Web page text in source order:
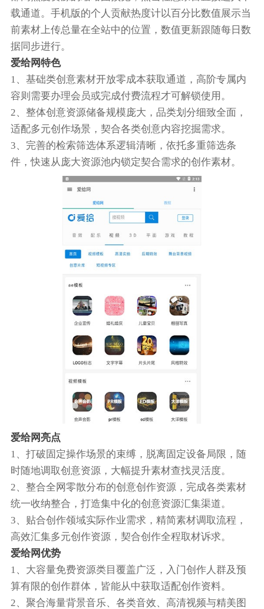
载通道。手机版的个人贡献热度计以百分比数值展示当
前素材上传总量在全站中的位置，数值更新跟随每日数
据同步进行。
爱给网特色
1、基础类创意素材开放零成本获取通道，高阶专属内
容则需要办理会员或完成付费流程才可解锁使用。
2、整体创意资源储备规模庞大，品类划分细致全面，
适配多元创作场景，契合各类创意内容挖掘需求。
3、完善的检索筛选体系逻辑清晰，依托多重筛选条
件，快速从庞大资源池内锁定契合需求的创作素材。
爱给网亮点
1、打破固定操作场景的束缚，脱离固定设备局限，随
时随地调取创意资源，大幅提升素材查找灵活度。
2、整合全网零散分布的创意创作资源，完成各类素材
统一收纳整合，打造集中化的创意资源汇集渠道。
3、贴合创作领域实际作业需求，精简素材调取流程，
高效汇集多元创作资源，契合创作全程取材诉求。
爱给网优势
1、大容量免费资源类目覆盖广泛，入门创作人群及预
算有限的创作群体，皆能从中获取适配创作资料。
2、聚合海量背景音乐、各类音效、高清视频与精美图